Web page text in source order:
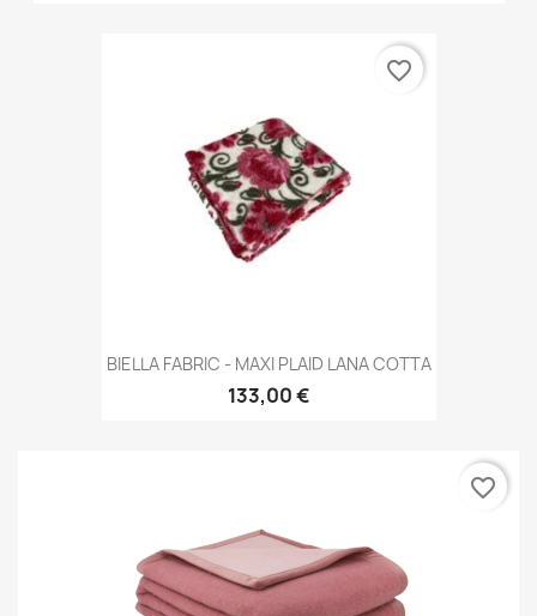
BIELLA FABRIC - MAXI PLAID LANA COTTA
133,00 €
favorite_border
favorite_border